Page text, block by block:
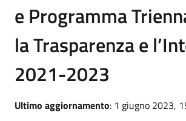
e Programma
la Trasparenza e
2021-2023
Ultimo aggiornamento: 1 giugno 2023,